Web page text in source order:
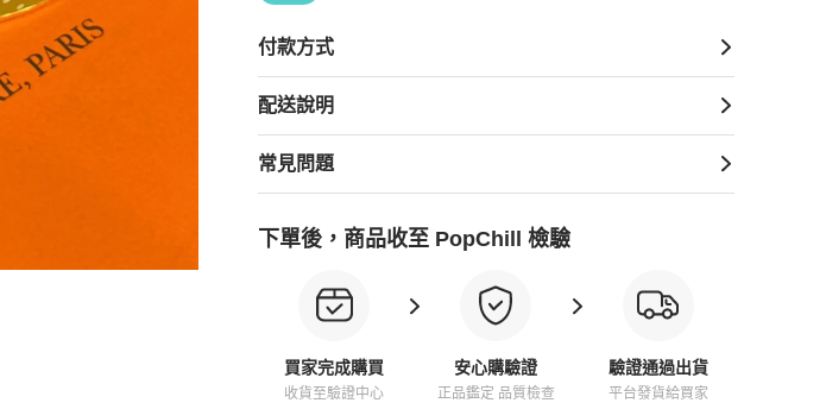
付款方式
配送說明
常見問題
下單後，商品收至 PopChill 檢驗
買家完成購買
收貨至驗證中心
安心購驗證
正品鑑定 品質檢查
驗證通過出貨
平台發貨給買家